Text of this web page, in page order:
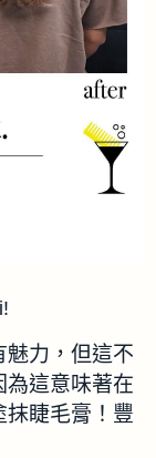
魅力，但這不
為這意味著在
抹睫毛膏！豐